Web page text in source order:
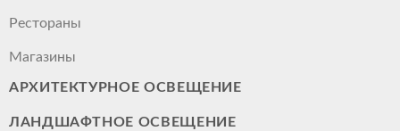
Рестораны
Магазины
АРХИТЕКТУРНОЕ ОСВЕЩЕНИЕ
ЛАНДШАФТНОЕ ОСВЕЩЕНИЕ